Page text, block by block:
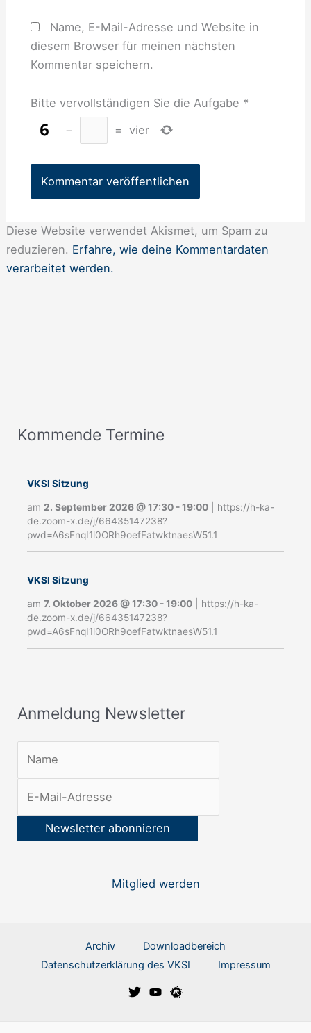
Name, E-Mail-Adresse und Website in
diesem Browser für meinen nächsten
Kommentar speichern.
Bitte vervollständigen Sie die Aufgabe *
−
= vier
Diese Website verwendet Akismet, um Spam zu
reduzieren. Erfahre, wie deine Kommentardaten
verarbeitet werden.
Kommende Termine
VKSI Sitzung
am 2. September 2026@17:30 -19:00
https://h-ka-
de.zoom-x.de/j/66435147238?
pwd=A6sFnqI1l0ORh9oefFatwktnaesW51.1
VKSI Sitzung
am7. Oktober 2026@17:30 -19:00
https://h-ka-
de.zoom-x.de/j/66435147238?
pwd=A6sFnqI1l0ORh9oefFatwktnaesW51.1
Anmeldung Newsletter
A
l
e
e
Mitglied werden
Archiv
Downloadbereich
Datenschutzerklärung des VKSI
Impressum